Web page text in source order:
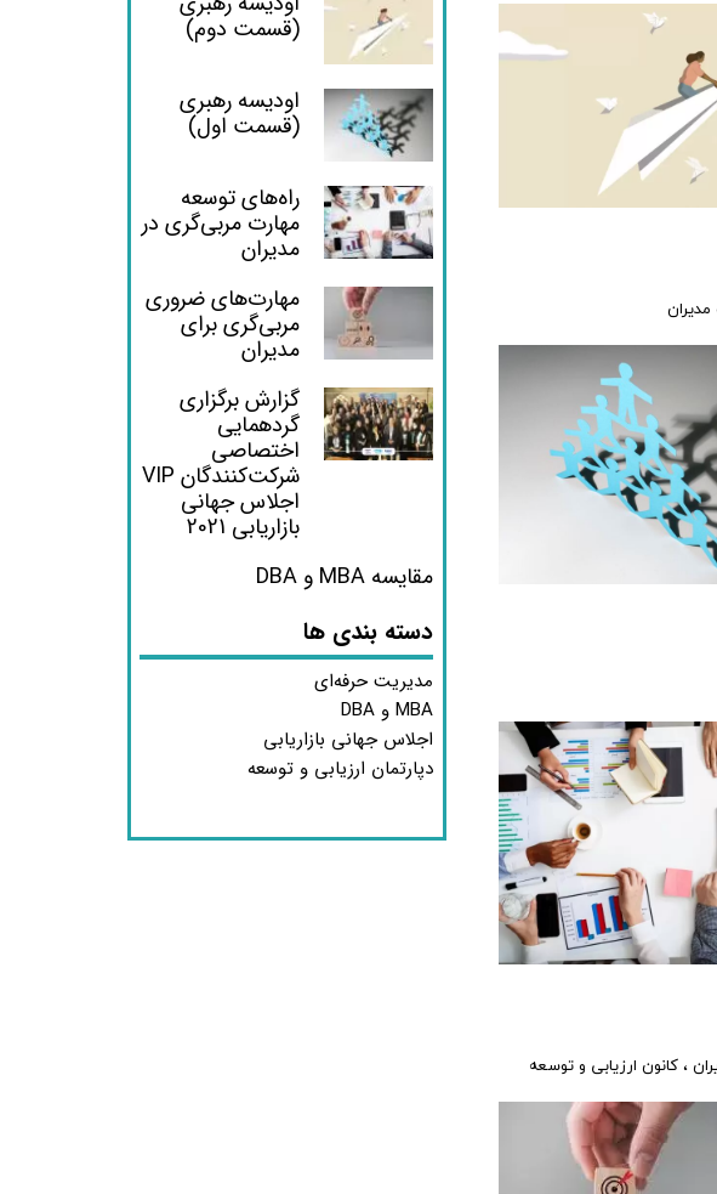
، کانون ارزیابی و توسعه
(قسمت دوم)
اودیسه رهبری
(قسمت اول)
راه‌های توسعه
مهارت مربی‌گری در
مدیران
مهارت‌های ضروری
مربی‌گری برای
مدیران
گزارش برگزاری
گردهمایی
اختصاصی
شرکت‌کنندگان VIP
اجلاس جهانی
بازاریابی 2021
مقایسه MBA و DBA
دسته بندی ها
مدیریت حرفه‌ای
MBA و DBA
اجلاس جهانی بازاریابی
دپارتمان ارزیابی و توسعه